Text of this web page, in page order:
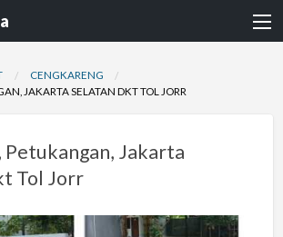
CENGKARENG
JAKARTA SELATAN DKT TOL JORR
Petukangan, Jakarta
Tol Jorr